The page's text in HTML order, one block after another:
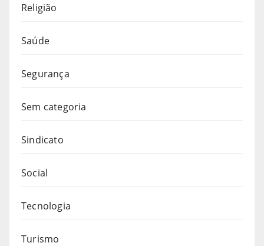
Religião
Saúde
Segurança
Sem categoria
Sindicato
Social
Tecnologia
Turismo